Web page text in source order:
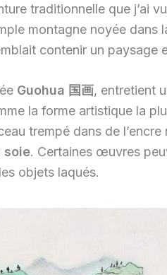
traditionnelle que j’ai
montagne noyée dans
contenir un paysage
Guohua 国画, entretient
la forme artistique la
trempé dans de
soie. Certaines œuvres
objets laqués.